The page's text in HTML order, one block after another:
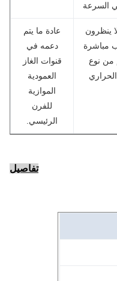
عادة ما يتم
دعمه في
قنوات الغاز
العمودية
الموازية
للفرن
الرئيسي.
تفاصيل